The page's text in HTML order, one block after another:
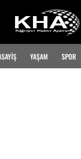
YAŞAM SPOR